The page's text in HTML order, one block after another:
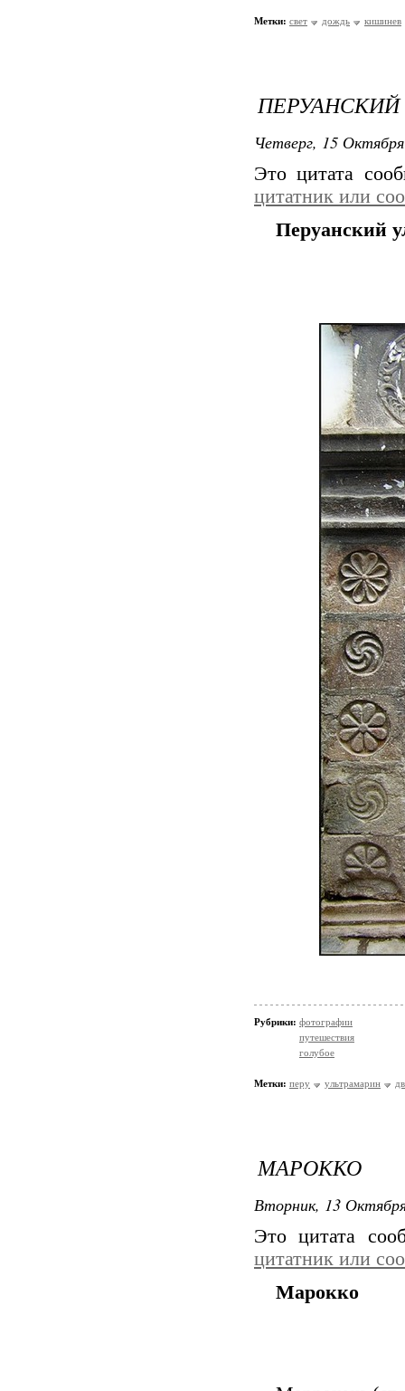
Метки: свет дождь кишинев
Четверг, 15
Это цитата
цитатник или
Перуанский
Рубрики: фотографии
путешествия
голубое
Метки: перу ультрамарин
МАРОККО
Вторник, 13
Это цитата
цитатник или
Марокко